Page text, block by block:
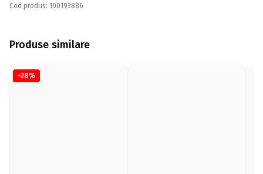
Cod produs: 100193886
Produse similare
-28%